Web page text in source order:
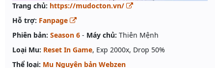
Trang chủ: https://mudocton.vn/
Hỗ trợ: Fanpage
Phiên bản: Season 6 - Máy chủ: Thiên Mệnh
Loại Mu: Reset In Game, Exp 2000x, Drop 50%
Thể loại: Mu Nguyên bản Webzen